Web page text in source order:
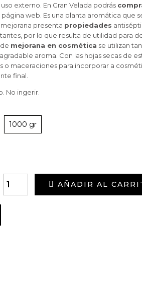
uso externo. En Gran Velada podrás
web. Es una planta aromática que
presenta propiedades
por lo que resulta de utilidad para
mejorana en cosmética se utilizan
aroma. Con las hojas secas de
o maceraciones para incorporar a
final.
No ingerir.
1000 gr
AÑADIR AL